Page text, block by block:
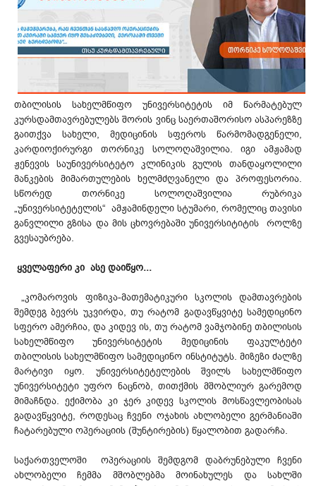
თბილისის სახელმწიფო უნივერსიტეტის იმ წარმატებულ
კურსდამთავრებულებს შორის ვინც საერთაშორისო ასპარეზზე
გაითქვა სახელი, მედიცინის სფეროს წარმომადგენელი,
კარდიოქირურგი თორნიკე სოლოღაშვილია. იგი ამჟამად
ჟენევის საუნივერსიტეტო კლინიკის გულის თანდაყოლილი
მანკების მიმართულების ხელმძღვანელი და პროფესორია.
სწორედ თორნიკე სოლოღაშვილია რუბრიკა
„უნივერსიტეტელის“ ამჟამინდელი სტუმარი, რომელიც თავისი
განვლილი გზისა და მის ცხოვრებაში უნივერსიტიტის როლზე
გვესაუბრება.
ყველაფერი კი ასე დაიწყო...
„კომაროვის ფიზიკა-მათემატიკური სკოლის დამთავრების
შემდეგ ბევრს უკვირდა, თუ რატომ გადავწყვიტე სამედიცინო
სფერო ამერჩია, და კიდევ ის, თუ რატომ ვამჯობინე თბილისის
სახელმწიფო უნივერსიტეტის მედიცინის ფაკულტეტი
თბილისის სახელმწიფო სამედიცინო ინსტიტუტს. მიზეზი ძალზე
მარტივი იყო. უნივერსიტეტელების შვილს სახელმწიფო
უნივერსიტეტი უფრო ნაცნობ, თითქმის მშობლიურ გარემოდ
მიმაჩნდა. ექიმობა კი ჯერ კიდევ სკოლის მოსწავლეობისას
გადავწყვიტე, როდესაც ჩვენი ოჯახის ახლობელი გერმანიაში
ჩატარებული ოპერაციის (შუნტირების) წყალობით გადარჩა.
საქართველოში ოპერაციის შემდგომ დაბრუნებული ჩვენი
ახლობელი ჩემმა მშობლებმა მოინახულეს და სახლში